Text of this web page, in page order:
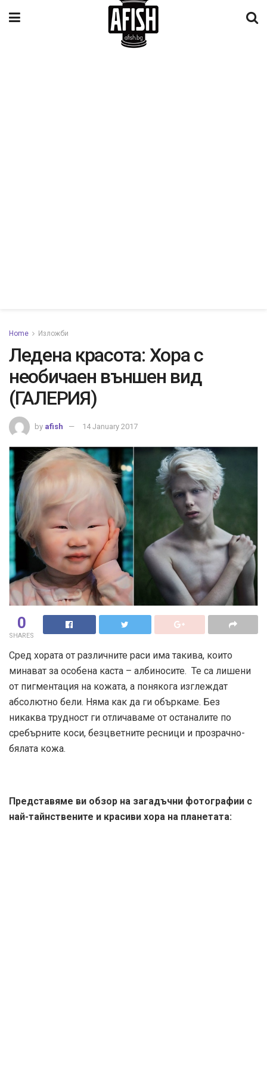
Home Изложби
Ледена красота: Хора с
необичаен външен вид
(ГАЛЕРИЯ)
by afish 14 January 2017
0
SHARES
Сред хората от различните раси има такива, които
минават за особена каста – албиносите. Те са лишени
от пигментация на кожата, а понякога изглеждат
абсолютно бели. Няма как да ги объркаме. Без
никаква трудност ги отличаваме от останалите по
сребърните коси, безцветните ресници и прозрачно-
бялата кожа.
Представяме ви обзор на загадъчни фотографии с
най-тайнствените и красиви хора на планетата: